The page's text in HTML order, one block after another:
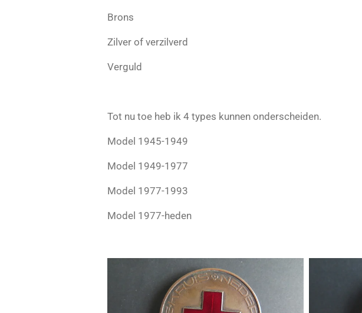
Brons
Zilver of verzilverd
Verguld
Tot nu toe heb ik 4 types kunnen onderscheiden.
Model 1945-1949
Model 1949-1977
Model 1977-1993
Model 1977-heden